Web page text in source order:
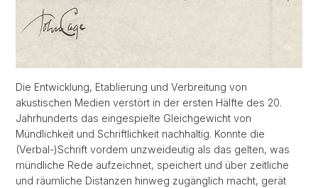
Die Entwicklung, Etablierung und Verbreitung von
akustischen Medien verstört in der ersten Hälfte des 20.
Jahrhunderts das eingespielte Gleichgewicht von
Mündlichkeit und Schriftlichkeit nachhaltig. Konnte die
(Verbal-)Schrift vordem unzweideutig als das gelten, was
mündliche Rede aufzeichnet, speichert und über zeitliche
und räumliche Distanzen hinweg zugänglich macht, gerät